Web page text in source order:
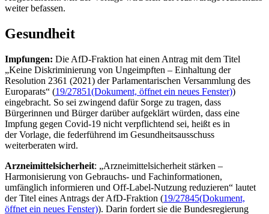
weiter befassen.
Gesundheit
Impfungen: Die AfD-Fraktion hat einen Antrag mit dem Titel
„Keine Diskriminierung von Ungeimpften – Einhaltung der
Resolution 2361 (2021) der Parlamentarischen Versammlung des
Europarats“ (19/27851(Dokument, öffnet ein neues Fenster))
eingebracht. So sei zwingend dafür Sorge zu tragen, dass
Bürgerinnen und Bürger darüber aufgeklärt würden, dass eine
Impfung gegen Covid-19 nicht verpflichtend sei, heißt es in
der Vorlage, die federführend im Gesundheitsausschuss
weiterberaten wird.
Arzneimittelsicherheit: „Arzneimittelsicherheit stärken –
Harmonisierung von Gebrauchs- und Fachinformationen,
umfänglich informieren und Off-Label-Nutzung reduzieren“ lautet
der Titel eines Antrags der AfD-Fraktion (19/27845(Dokument,
öffnet ein neues Fenster)). Darin fordert sie die Bundesregierung